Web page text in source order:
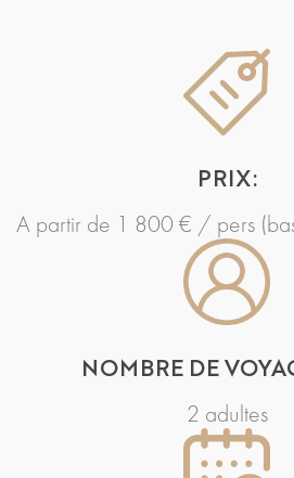
PRIX:
A partir de 1 800 € / pers
NOMBRE DE
2 adultes